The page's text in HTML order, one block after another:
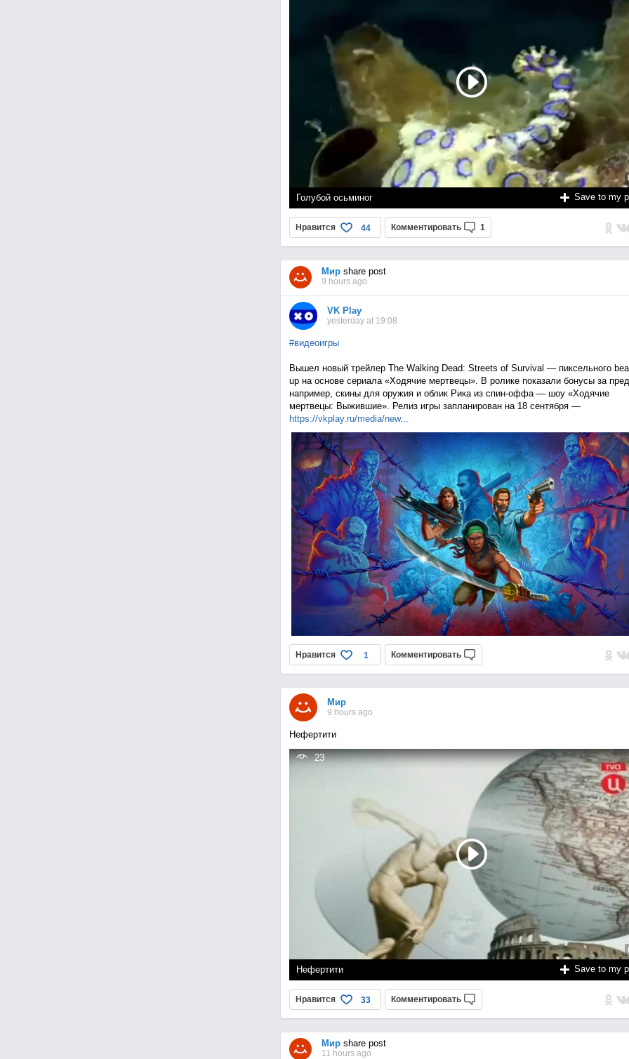
Голубой осьминог Save to my
Нравится 44 Комментировать 1
Мирshare post
9 hours ago
VK Play
yesterday at 19:08
#видеоигры
Вышел новый трейлер The Walking Dead: Streets of Survival — пиксельного
up на основе сериала «Ходячие мертвецы». В ролике показали бонусы за
например, скины для оружия и облик Рика из спин-оффа — шоу «Ходячие
мертвецы: Выжившие». Релиз игры запланирован на 18 сентября —
https://vkplay.ru/media/new...
Нравится 1 Комментировать
Мир
9 hours ago
Нефертити
23
Нефертити Save to my
Нравится 33 Комментировать
Мирshare post
11 hours ago